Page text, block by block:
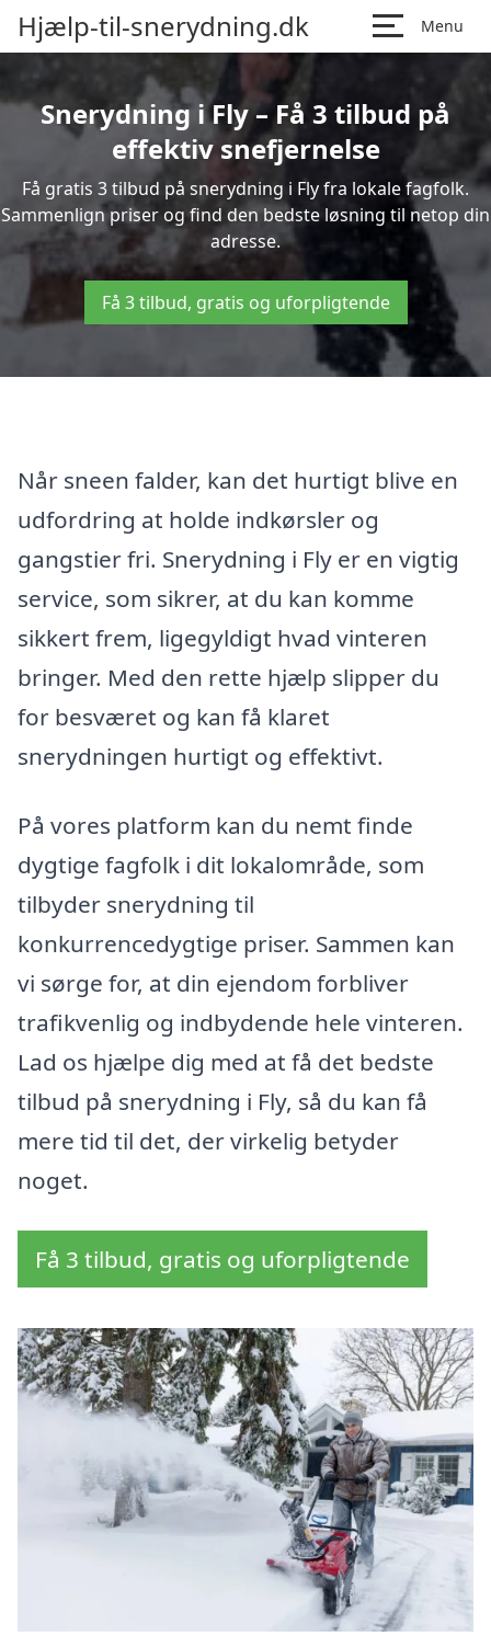
Hjælp-til-snerydning.dk Menu
Snerydning i Fly – Få 3 tilbud på
effektiv snefjernelse
Få gratis 3 tilbud på snerydning i Fly fra lokale fagfolk.
Sammenlign priser og find den bedste løsning til netop din
adresse.
Få 3 tilbud, gratis og uforpligtende
Når sneen falder, kan det hurtigt blive en
udfordring at holde indkørsler og
gangstier fri. Snerydning i Fly er en vigtig
service, som sikrer, at du kan komme
sikkert frem, ligegyldigt hvad vinteren
bringer. Med den rette hjælp slipper du
for besværet og kan få klaret
snerydningen hurtigt og effektivt.
På vores platform kan du nemt finde
dygtige fagfolk i dit lokalområde, som
tilbyder snerydning til
konkurrencedygtige priser. Sammen kan
vi sørge for, at din ejendom forbliver
trafikvenlig og indbydende hele vinteren.
Lad os hjælpe dig med at få det bedste
tilbud på snerydning i Fly, så du kan få
mere tid til det, der virkelig betyder
noget.
Få 3 tilbud, gratis og uforpligtende